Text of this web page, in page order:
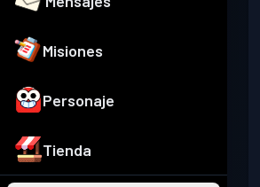
Misiones
Personaje
Tienda